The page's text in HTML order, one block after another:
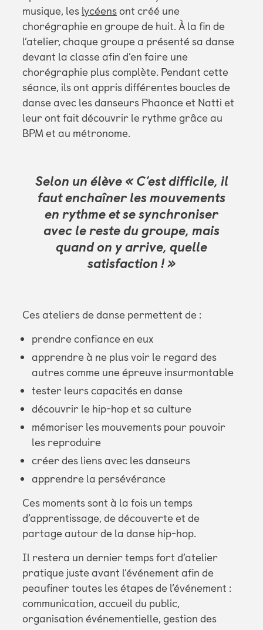
musique, les lycéensont créé une
chorégraphie en groupe de huit. À la fin de
l’atelier, chaque groupe a présenté sa danse
devant la classe afin d’en faire une
chorégraphie plus complète. Pendant cette
séance, ils ont appris différentes boucles de
danse avec les danseurs Phaonce et Natti et
leur ont fait découvrir le rythme grâce au
BPM et au métronome.
Selon un élève « C’est difficile, il
faut enchaîner les mouvements
en rythme et se synchroniser
avec le reste du groupe, mais
quand on y arrive, quelle
satisfaction ! »
Ces ateliers de danse permettent de :
prendre confiance en eux
apprendre à ne plus voir le regard des
autres comme une épreuve insurmontable
tester leurs capacités en danse
découvrir le hip-hop et sa culture
mémoriser les mouvements pour pouvoir
les reproduire
créer des liens avec les danseurs
apprendre la persévérance
Ces moments sont à la fois un temps
d’apprentissage, de découverte et de
partage autour de la danse hip-hop.
Il restera un dernier temps fort d’atelier
pratique juste avant l’événement afin de
peaufiner toutes les étapes de l’événement :
communication, accueil du public,
organisation événementielle, gestion des